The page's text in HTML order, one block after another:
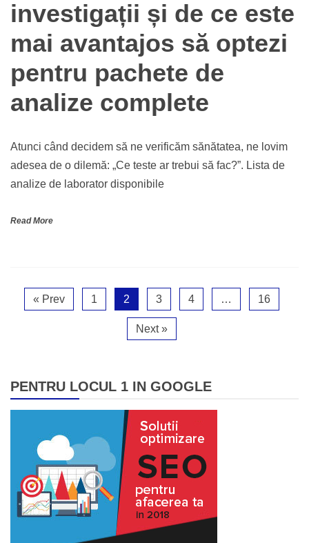
investigații și de ce este
mai avantajos să optezi
pentru pachete de
analize complete
Atunci când decidem să ne verificăm sănătatea, ne lovim
adesea de o dilemă: „Ce teste ar trebui să fac?”. Lista de
analize de laborator disponibile
Read More
« Prev 1 2 3 4 … 16
Next »
PENTRU LOCUL 1 IN GOOGLE